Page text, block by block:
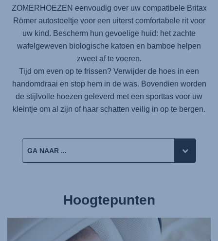
ZOMERHOEZEN eenvoudig over uw compatibele Britax
Römer autostoeltje voor een uiterst comfortabele rit voor
uw kind. Bescherm hun gevoelige huid: het zachte
wafelgeweven biologische katoen en bamboe helpen
zweet af te voeren.
Tijd om even op te frissen? Verwijder de hoes in een
handomdraai en stop hem in de was. Bovendien worden
de stijlvolle hoezen geleverd met een sporttas voor uw
kleintje om al zijn of haar schatten veilig in op te bergen.
Hoogtepunten